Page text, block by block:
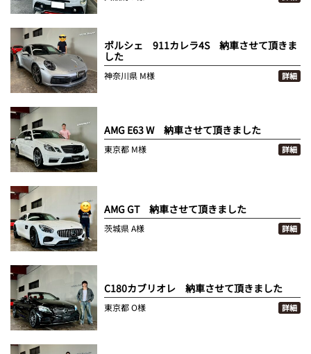
ポルシェ 911カレラ4S 納車させて頂きま
した
神奈川県 M様 詳細
AMG E63 W 納車させて頂きました
東京都 M様 詳細
AMG GT 納車させて頂きました
茨城県A様 詳細
C180カブリオレ 納車させて頂きました
東京都O様 詳細